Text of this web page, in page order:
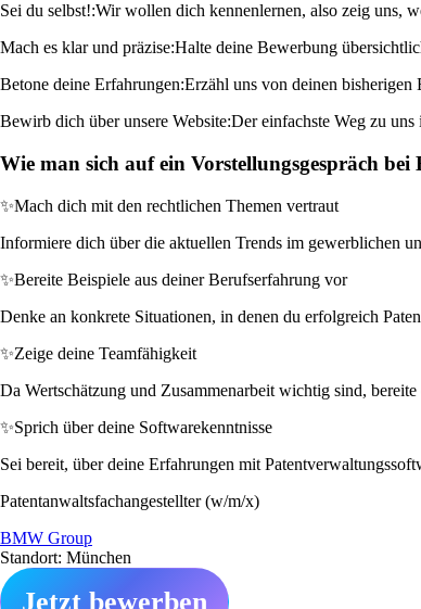
Sei du selbst!:Wir wollen dich kennenlernen, also zeig uns,
Mach es klar und präzise:Halte deine Bewerbung
Betone deine Erfahrungen:Erzähl uns von deinen bisherigen
Bewirb dich über unsere Website:Der einfachste Weg zu
Wie man sich auf ein Vorstellungsgespräch
✨Mach dich mit den rechtlichen Themen vertraut
Informiere dich über die aktuellen Trends im gewerblichen
✨Bereite Beispiele aus deiner Berufserfahrung vor
Denke an konkrete Situationen, in denen du erfolgreich
✨Zeige deine Teamfähigkeit
Da Wertschätzung und Zusammenarbeit wichtig sind,
✨Sprich über deine Softwarekenntnisse
Sei bereit, über deine Erfahrungen mit
Patentanwaltsfachangestellter (w/m/x)
BMW Group
Standort: München
Jetzt bewerben